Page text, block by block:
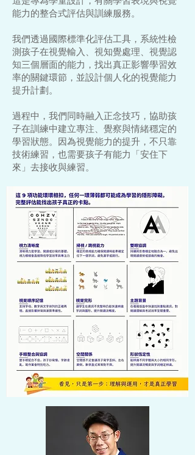
能力的整合式評估與訓練服務。
我們透過國際標準化評估工具，系統性檢
測孩子在視覺輸入、視知覺處理、視覺認
知三個層面的能力，找出真正影響學習效
率的關鍵環節，並設計個人化的視覺能力
提升計劃。
過程中，我們同時融入正念技巧，協助孩
子在訓練中建立專注、覺察與情緒穩定的
學習狀態。因為視覺能力的提升，不只靠
技術練習，也需要孩子有能力「安住下
來」去接收與練習。